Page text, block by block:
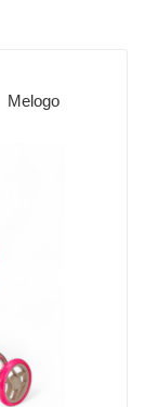
Melogo